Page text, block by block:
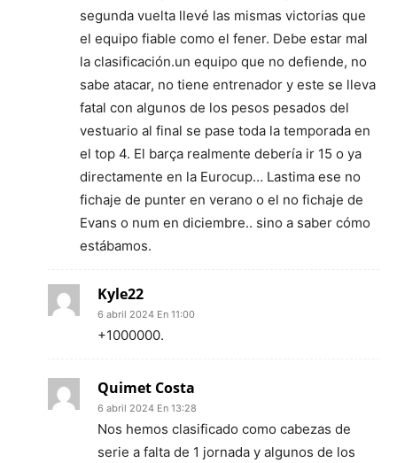
segunda vuelta llevé las mismas victorias que
el equipo fiable como el fener. Debe estar mal
la clasificación.un equipo que no defiende, no
sabe atacar, no tiene entrenador y este se lleva
fatal con algunos de los pesos pesados del
vestuario al final se pase toda la temporada en
el top 4. El barça realmente debería ir 15 o ya
directamente en la Eurocup… Lastima ese no
fichaje de punter en verano o el no fichaje de
Evans o num en diciembre.. sino a saber cómo
estábamos.
Kyle22
6 abril 2024 En 11:00
+1000000.
Quimet Costa
6 abril 2024 En 13:28
Nos hemos clasificado como cabezas de
serie a falta de 1 jornada y algunos de los